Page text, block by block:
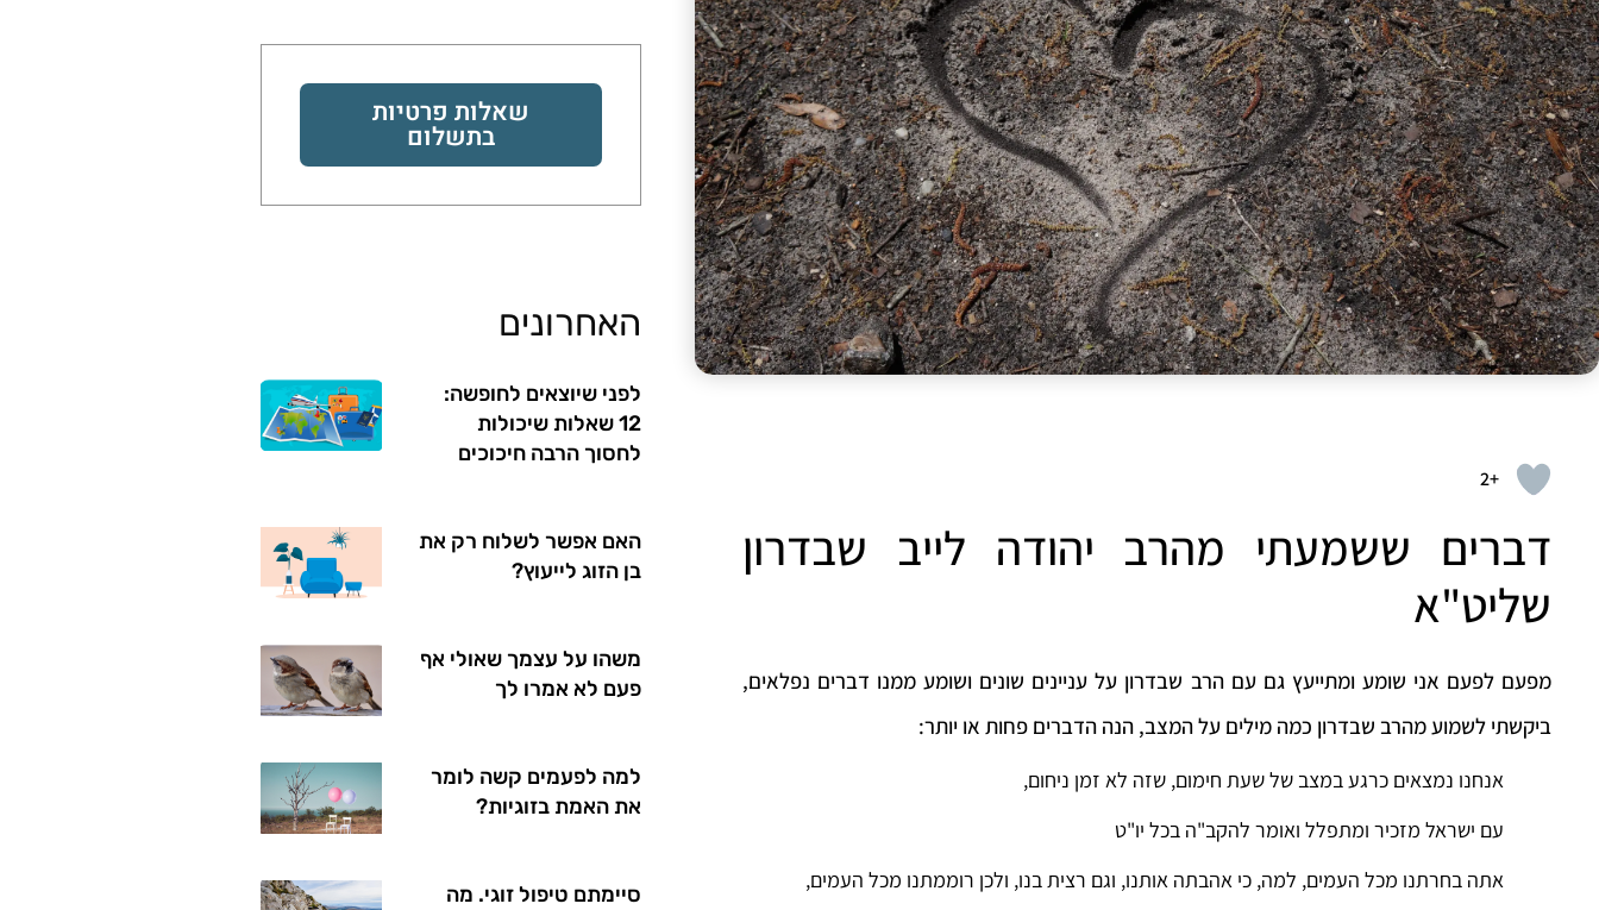
+2
דברים ששמעתי מהרב יהודה לייב שבדרון
שליט"א
מפעם לפעם אני שומע ומתייעץ גם עם הרב שבדרון על עניינים שונים ושומע ממנו דברים נפלאים,
ביקשתי לשמוע מהרב שבדרון כמה מילים על המצב, הנה הדברים פחות או יותר:
אנחנו נמצאים כרגע במצב של שעת חימום, שזה לא זמן ניחום,
עם ישראל מזכיר ומתפלל ואומר להקב"ה בכל יו"ט
אתה בחרתנו מכל העמים, למה, כי אהבתה אותנו, וגם רצית בנו, ולכן רוממתנו מכל העמים,
שאלות פרטיות
בתשלום
האחרונים
לפני שיוצאים לחופשה:
12 שאלות שיכולות
לחסוך הרבה חיכוכים
האם אפשר לשלוח רק את
בן הזוג לייעוץ?
משהו על עצמך שאולי אף
פעם לא אמרו לך
למה לפעמים קשה לומר
את האמת בזוגיות?
סיימתם טיפול זוגי. מה